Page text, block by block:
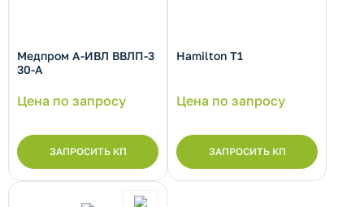
развернуть категорию
развернуть категорию
Медпром А-ИВЛ ВВЛП-3
30-А
Цена по запросу
ЗАПРОСИТЬ КП
Hamilton T1
Цена по запросу
ЗАПРОСИТЬ КП